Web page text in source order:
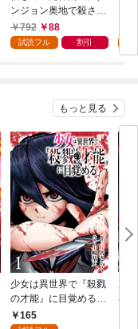
ンジョン奥地で殺され
かけたがギフト『無限
ガチャ』でレベル９９
『ざまぁ！』します！
792 88
試読フル 割引
もっと見る
少女は異世界で『殺戮
の才能』に目覚める
(話売り) #1
165
者